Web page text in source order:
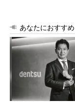
あなたにおすすめ